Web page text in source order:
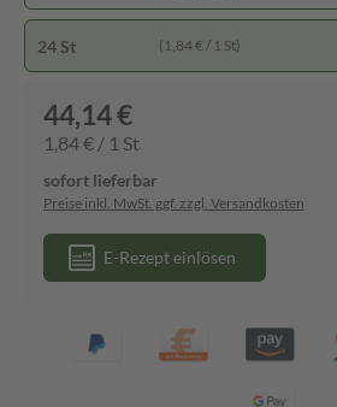
24 St (1,84 € / 1 St)
44,14 €
1,84 € / 1 St
sofort lieferbar
Preise inkl. MwSt. ggf. zzgl. Versandkosten
E-Rezept einlösen